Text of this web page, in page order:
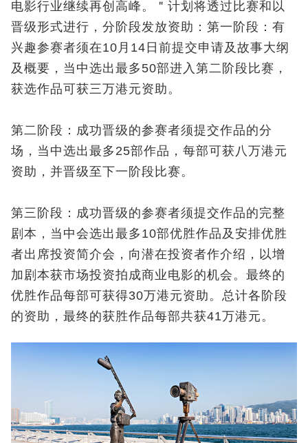
电影行业继续再创高峰。＂计划将透过比赛和以
晋级形式进行，分阶段发放资助：第一阶段：有
兴趣参赛者须在10月14日前提交申请及故事大纲
及概要，当中选出最多50部进入第二阶段比赛，
获选作品可获三万港元资助。
第二阶段：成功晋级的参赛者须提交作品的分
场，当中选出最多25部作品，每部可获八万港元
资助，并晋级至下一阶段比赛。
第三阶段：成功晋级的参赛者须提交作品的完整
剧本，当中会选出最多10部优胜作品及安排优胜
者出席投资简介会，向潜在投资者作介绍，以增
加剧本获市场投资拍成商业电影的机会。最终的
优胜作品每部可获得30万港元资助。总计各阶段
的资助，最终的获胜作品每部共获41万港元。